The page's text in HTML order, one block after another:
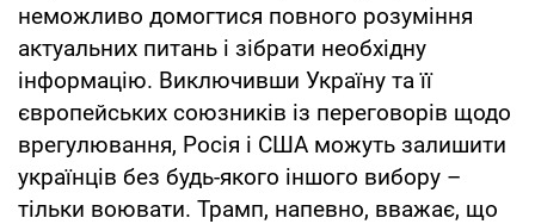
неможливо домогтися повного розуміння
актуальних питань і зібрати необхідну
інформацію. Виключивши Україну та її
європейських союзників із переговорів щодо
врегулювання, Росія і США можуть залишити
українців без будь-якого іншого вибору –
тільки воювати. Трамп, напевно, вважає, що